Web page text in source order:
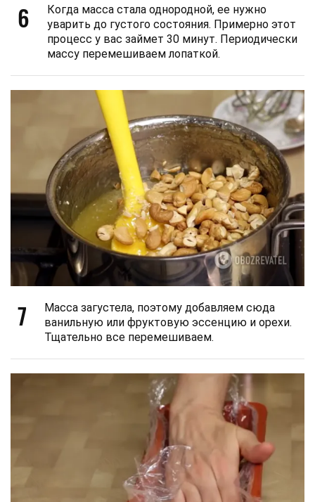
6
Когда масса стала однородной, ее нужно
уварить до густого состояния. Примерно этот
процесс у вас займет 30 минут. Периодически
массу перемешиваем лопаткой.
7
Масса загустела, поэтому добавляем сюда
ванильную или фруктовую эссенцию и орехи.
Тщательно все перемешиваем.